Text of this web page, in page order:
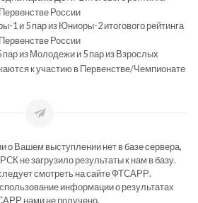
России
1 и 5 пар из Юниоры-2 итогового рейтинга
России
пар из Молодежи и 5 пар из Взрослых
к участию в Первенстве/Чемпионате
о Вашем выступлении нет в базе сервера,
не загрузило результаты к нам в базу.
смотреть на сайте ФТСАРР.
информации о результатах
нами не получено.